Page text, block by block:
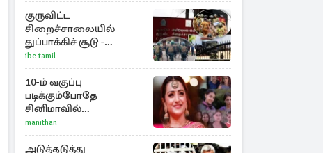
குருவிட்ட
சிறைச்சாலையில்
துப்பாக்கிச் சூடு -
நீதியமைச்சரின்
அறிவிப்பு
ibc tamil
10-ம் வகுப்பு
படிக்கும்போதே
சினிமாவில்
அறிமுகமான த்ரிஷா!
உண்மையை பகிர்ந்த
இயக்குநர் பிரவீன் காந்தி
manithan
அடுத்தடுத்து